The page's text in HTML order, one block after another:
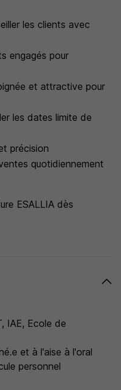
les clients avec
engagés pour
et attractive pour
les dates limite de
précision
quotidiennement
ESALLIA dès
IAE, Ecole de
et à l'aise à l'oral
personnel